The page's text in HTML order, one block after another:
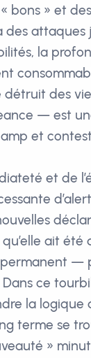
bons » et
des attaques
la
des
— est
et
et de
ait été
—
ce
la logique
terme se
»